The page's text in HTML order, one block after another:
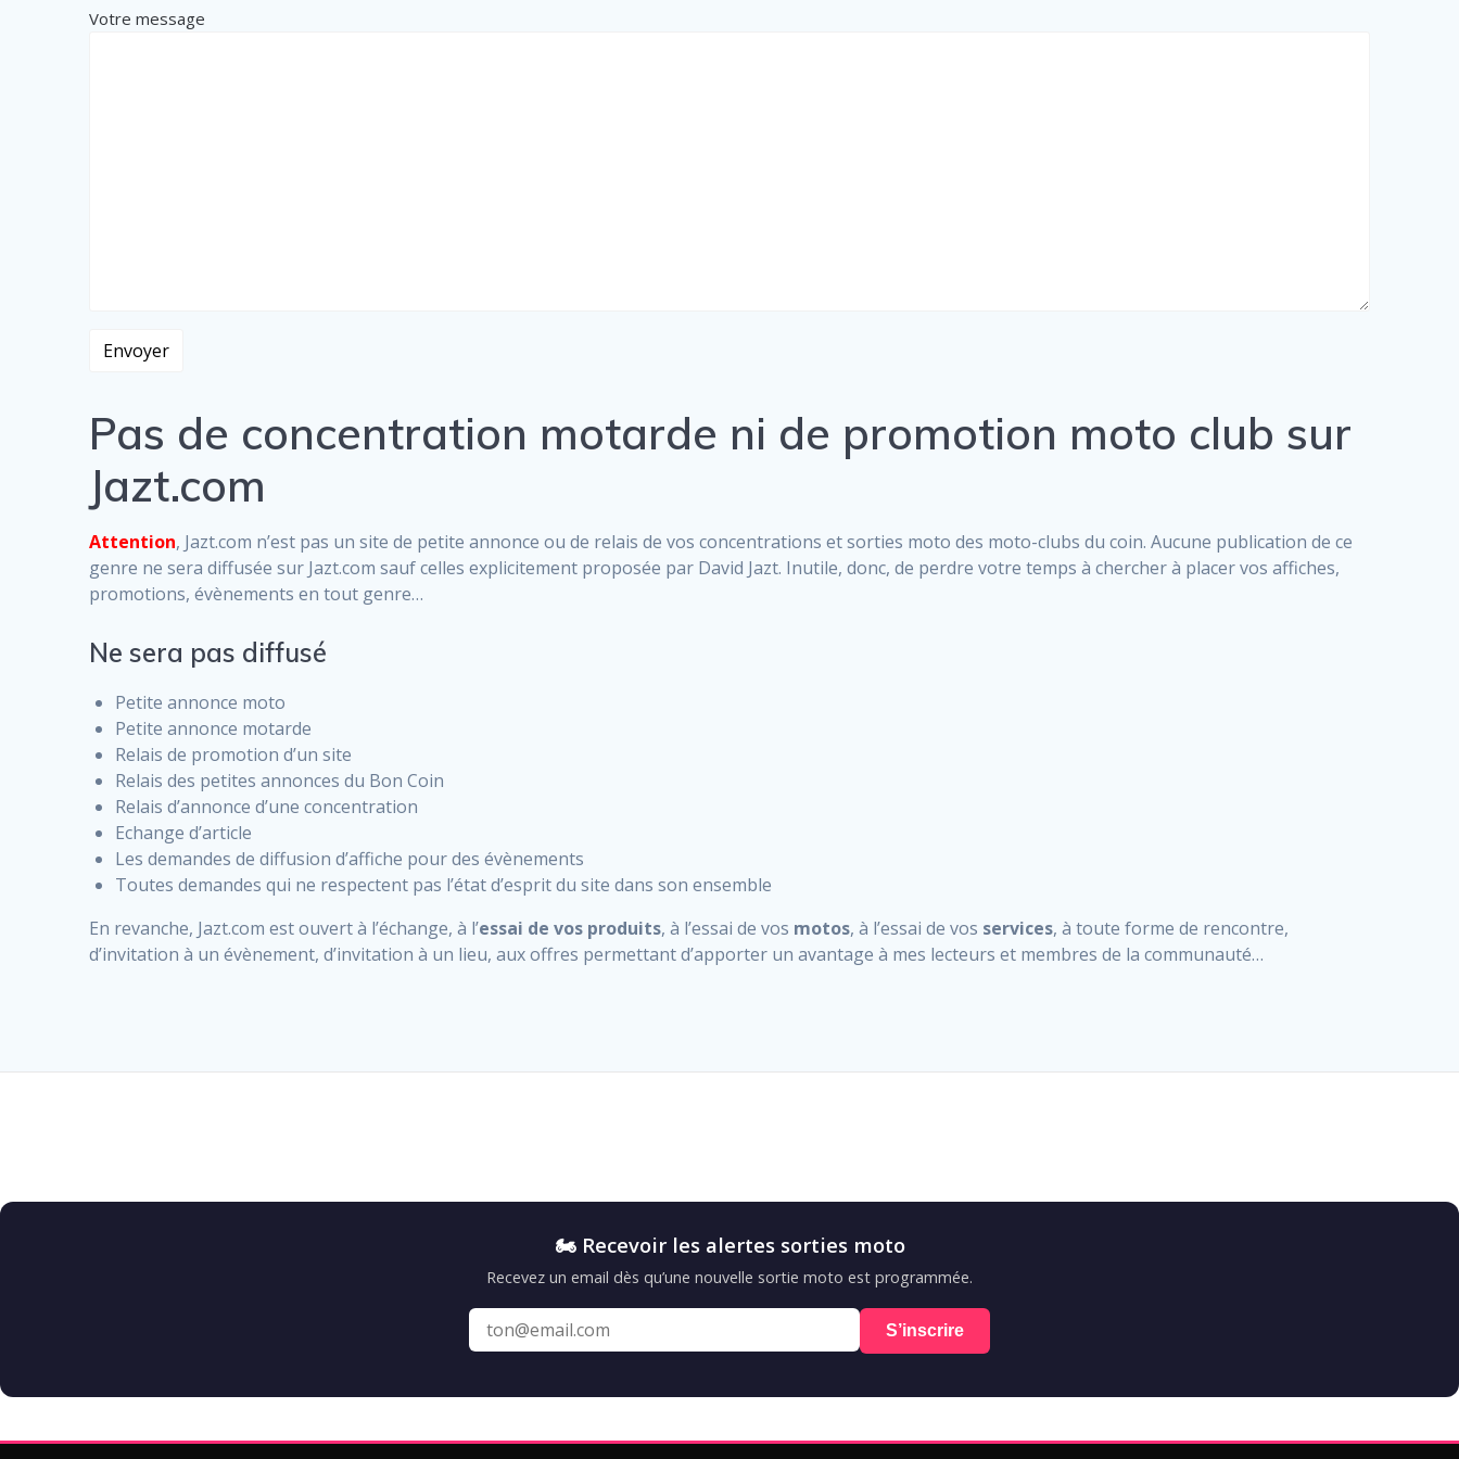
Votre message
Pas de concentration motarde ni de promotion moto club sur
Jazt.com
Attention, Jazt.com n’est pas un site de petite annonce ou de relais de vos concentrations et sorties moto des moto-clubs du coin. Aucune publication de ce
genre ne sera diffusée sur Jazt.com sauf celles explicitement proposée par David Jazt. Inutile, donc, de perdre votre temps à chercher à placer vos affiches,
promotions, évènements en tout genre…
Ne sera pas diffusé
Petite annonce moto
Petite annonce motarde
Relais de promotion d’un site
Relais des petites annonces du Bon Coin
Relais d’annonce d’une concentration
Echange d’article
Les demandes de diffusion d’affiche pour des évènements
Toutes demandes qui ne respectent pas l’état d’esprit du site dans son ensemble
En revanche, Jazt.com est ouvert à l’échange, à l’essai de vos produits, à l’essai de vos motos, à l’essai de vos services, à toute forme de rencontre,
d’invitation à un évènement, d’invitation à un lieu, aux offres permettant d’apporter un avantage à mes lecteurs et membres de la communauté…
🏍️ Recevoir les alertes sorties moto
Recevez un email dès qu’une nouvelle sortie moto est programmée.
S’inscrire